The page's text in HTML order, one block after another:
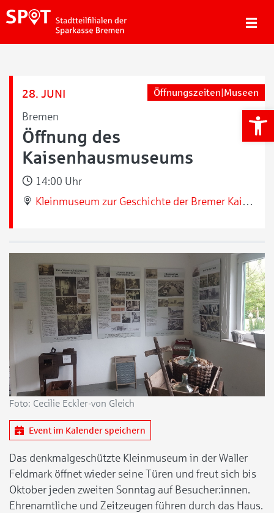
28. JUNI
Bremen
Öffnungszeiten|Museen
Öffnung des
Kaisenhausmuseums
14:00 Uhr
Kleinmuseum zur Geschichte der Bremer Kaisenhäuser
Foto: Cecilie Eckler-von Gleich
Event im Kalender speichern
Das denkmalgeschützte Kleinmuseum in der Waller
Feldmark öffnet wieder seine Türen und freut sich bis
Oktober jeden zweiten Sonntag auf Besucher:innen.
Ehrenamtliche und Zeitzeugen führen durch das Haus.